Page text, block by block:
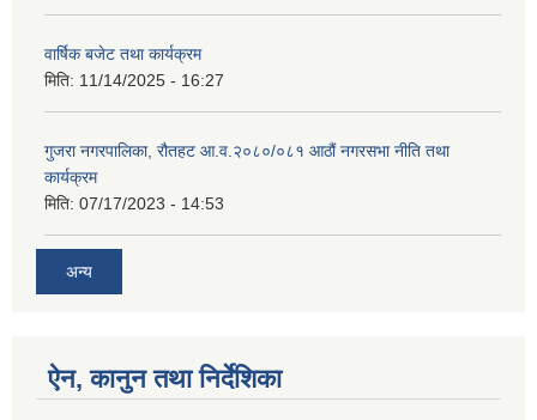
वार्षिक बजेट तथा कार्यक्रम
मिति: 11/14/2025 - 16:27
गुजरा नगरपालिका, रौतहट आ.व.२०८०/०८१ आठौं नगरसभा नीति तथा
कार्यक्रम
मिति: 07/17/2023 - 14:53
अन्य
ऐन, कानुन तथा निर्देशिका